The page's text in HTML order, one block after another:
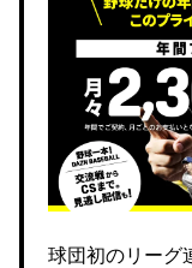
球団初のリーグ